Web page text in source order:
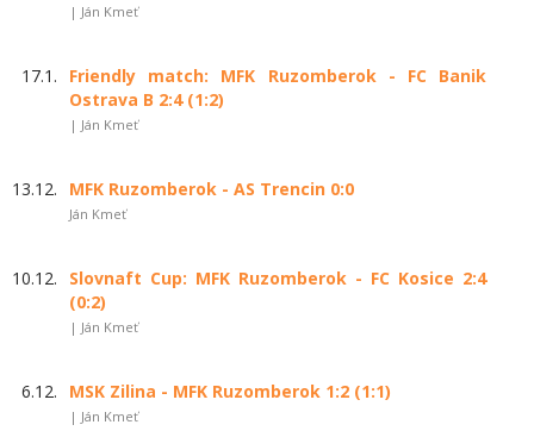
| Ján Kmeť
17.1.
Friendly match: MFK Ruzomberok - FC Banik
Ostrava B 2:4 (1:2)
| Ján Kmeť
13.12. MFK Ruzomberok - AS Trencin 0:0
Ján Kmeť
10.12.
Slovnaft Cup: MFK Ruzomberok - FC Kosice 2:4
(0:2)
| Ján Kmeť
6.12. MSK Zilina - MFK Ruzomberok 1:2 (1:1)
| Ján Kmeť